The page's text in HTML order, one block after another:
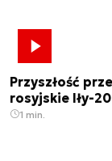
Przyszłość
rosyjskie Iły-
1 min.